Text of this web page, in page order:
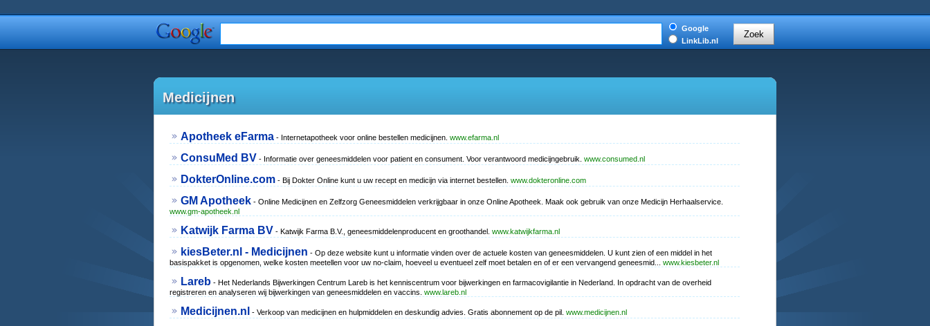
Google
LinkLib.nl
Medicijnen
Apotheek eFarma - Internetapotheek voor online bestellen medicijnen. www.efarma.nl
ConsuMed BV - Informatie over geneesmiddelen voor patient en consument. Voor verantwoord medicijngebruik. www.consumed.nl
DokterOnline.com - Bij Dokter Online kunt u uw recept en medicijn via internet bestellen. www.dokteronline.com
GM Apotheek - Online Medicijnen en Zelfzorg Geneesmiddelen verkrijgbaar in onze Online Apotheek. Maak ook gebruik van onze Medicijn Herhaalservice.
www.gm-apotheek.nl
Katwijk Farma BV - Katwijk Farma B.V., geneesmiddelenproducent en groothandel. www.katwijkfarma.nl
kiesBeter.nl - Medicijnen - Op deze website kunt u informatie vinden over de actuele kosten van geneesmiddelen. U kunt zien of een middel in het
basispakket is opgenomen, welke kosten meetellen voor uw no-claim, hoeveel u eventueel zelf moet betalen en of er een vervangend geneesmid... www.kiesbeter.nl
Lareb - Het Nederlands Bijwerkingen Centrum Lareb is het kenniscentrum voor bijwerkingen en farmacovigilantie in Nederland. In opdracht van de overheid
registreren en analyseren wij bijwerkingen van geneesmiddelen en vaccins. www.lareb.nl
Medicijnen.nl - Verkoop van medicijnen en hulpmiddelen en deskundig advies. Gratis abonnement op de pil. www.medicijnen.nl